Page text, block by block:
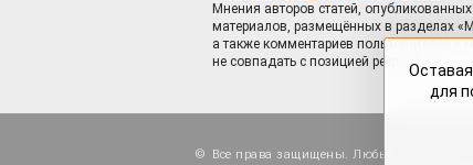
Мнения авторов статей,
материалов, размещённых в разделах
а также комментариев пользователей к
не совпадать с позицией редакции.
Все права защищены. Любые материалы,
для